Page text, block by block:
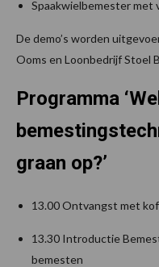
Spaakwielbemester met
De demo’s worden
Ooms en Loonbedrijf Stoel
Programma
graan op?’
13.00 Ontvangst met
13.30 Introductie
bemesten